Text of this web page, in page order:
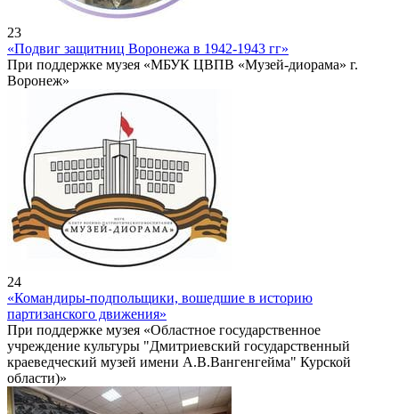
23
«Подвиг защитниц Воронежа в 1942-1943 гг»
При поддержке музея «МБУК ЦВПВ «Музей-диорама» г.
Воронеж»
24
«Командиры-подпольщики, вошедшие в историю
партизанского движения»
При поддержке музея «Областное государственное
учреждение культуры "Дмитриевский государственный
краеведческий музей имени А.В.Вангенгейма" Курской
области)»